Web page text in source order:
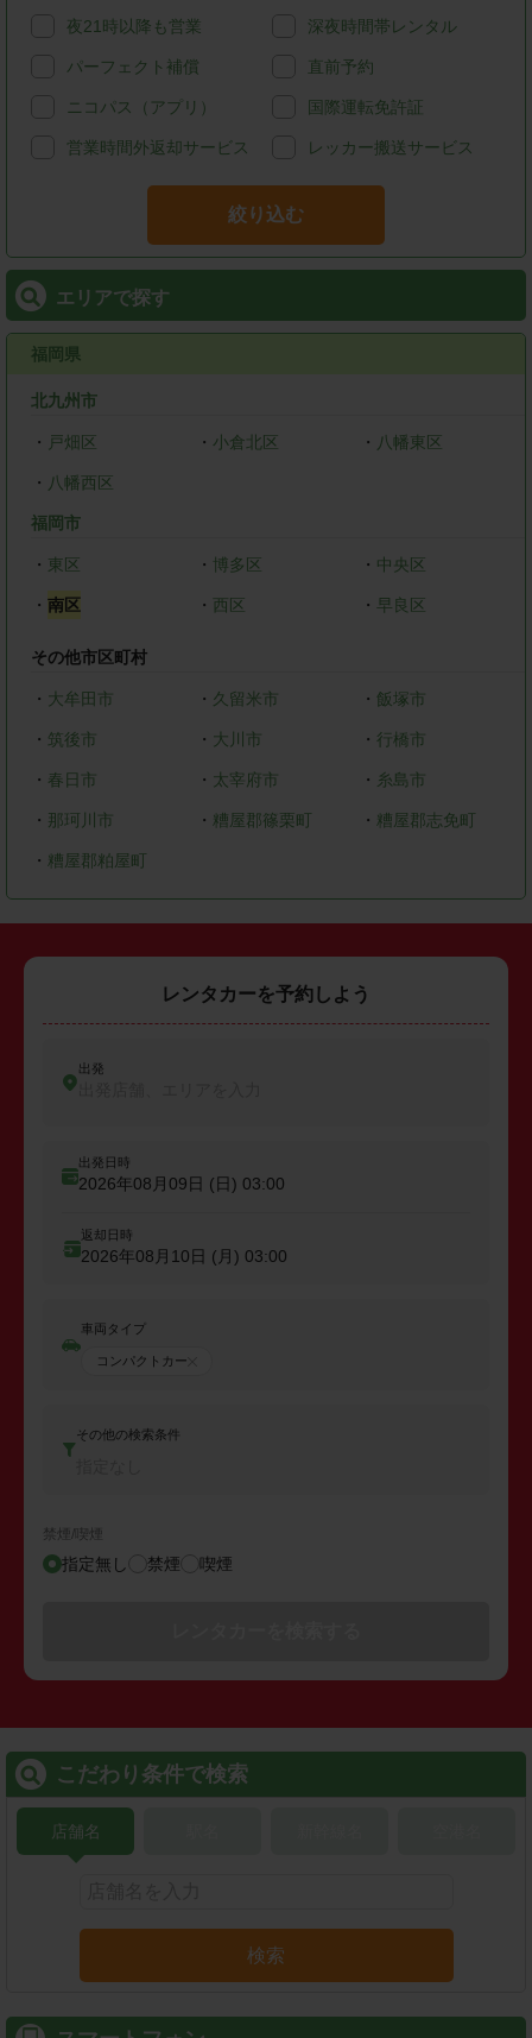
夜21時以降も営業 深夜時間帯レンタル
パーフェクト補償 直前予約
ニコパス（アプリ） 国際運転免許証
営業時間外返却サービス レッカー搬送サービス
絞り込む
エリアで探す
福岡県
北九州市
・ 戸畑区 ・ 小倉北区 ・ 八幡東区
・ 八幡西区
福岡市
・ 東区 ・ 博多区 ・ 中央区
・ 南区 ・ 西区 ・早良区
その他市区町村
・ 大牟田市 ・ 久留米市 ・ 飯塚市
・ 筑後市 ・ 大川市 ・行橋市
・ 春日市 ・ 太宰府市 ・ 糸島市
・ 那珂川市 ・ 糟屋郡篠栗町 ・糟屋郡志免町
・ 糟屋郡粕屋町
レンタカーを予約しよう
出発
出発日時
2026年08月09日 (日) 03:00
返却日時
2026年08月10日 (月) 03:00
車両タイプ
コンパクトカー
その他の検索条件
禁煙/喫煙
指定無し 禁煙 喫煙
こだわり条件で検索
店舗名
検索